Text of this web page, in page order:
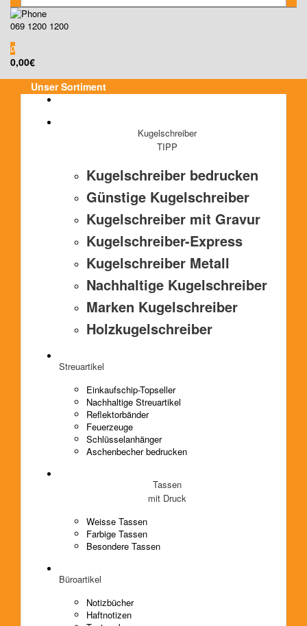
069 1200 1200
0
0,00€
Unser Sortiment
Kugelschreiber
TIPP
Kugelschreiber bedrucken
Günstige Kugelschreiber
Kugelschreiber mit Gravur
Kugelschreiber-Express
Kugelschreiber Metall
Nachhaltige Kugelschreiber
Marken Kugelschreiber
Holzkugelschreiber
Streuartikel
Einkaufschip-Topseller
Nachhaltige Streuartikel
Reflektorbänder
Feuerzeuge
Schlüsselanhänger
Aschenbecher bedrucken
Tassen
mit Druck
Weisse Tassen
Farbige Tassen
Besondere Tassen
Büroartikel
Notizbücher
Haftnotizen